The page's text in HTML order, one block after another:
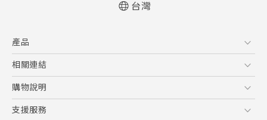
台灣
產品
5G
智慧型手機
配件
相關連結
HTC Research
購物說明
購物須知
支援服務